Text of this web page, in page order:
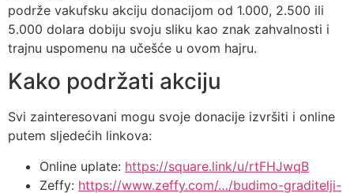
podrže vakufsku akciju donacijom od 1.000, 2.500 ili
5.000 dolara dobiju svoju sliku kao znak zahvalnosti i
trajnu uspomenu na učešće u ovom hajru.
Kako podržati akciju
Svi zainteresovani mogu svoje donacije izvršiti i online
putem sljedećih linkova:
Online uplate: https://square.link/u/rtFHJwqB
Zeffy: https://www.zeffy.com/…/budimo-graditelji-